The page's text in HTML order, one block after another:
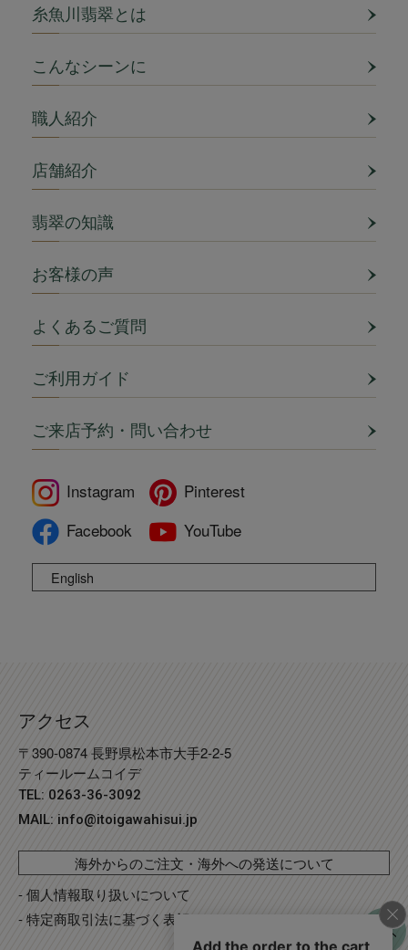
糸魚川翡翠とは
こんなシーンに
職人紹介
店舗紹介
翡翠の知識
お客様の声
よくあるご質問
ご利用ガイド
ご来店予約・問い合わせ
Instagram
Pinterest
Facebook
YouTube
English
アクセス
〒390-0874 長野県松本市大手2-2-5
ティールームコイデ
TEL: 0263-36-3092
MAIL: info@itoigawahisui.jp
海外からのご注文・海外への発送について
- 個人情報取り扱いについて
- 特定商取引法に基づく表記